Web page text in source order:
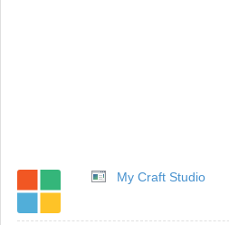
My Craft Studio